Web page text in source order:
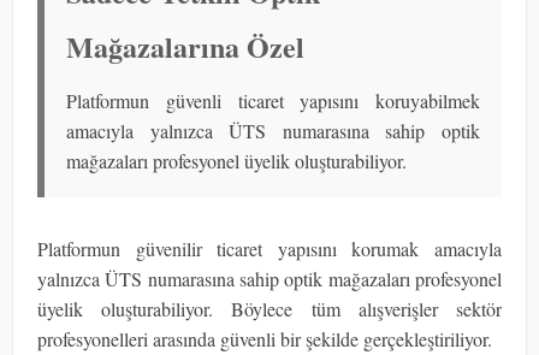
Mağazalarına Özel
Platformun güvenli ticaret yapısını koruyabilmek
amacıyla yalnızca ÜTS numarasına sahip optik
mağazaları profesyonel üyelik oluşturabiliyor.
Platformun güvenilir ticaret yapısını korumak amacıyla
yalnızca ÜTS numarasına sahip optik mağazaları profesyonel
üyelik oluşturabiliyor. Böylece tüm alışverişler sektör
profesyonelleri arasında güvenli bir şekilde gerçekleştiriliyor.